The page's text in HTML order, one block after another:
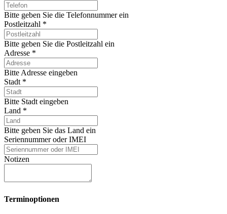
Bitte geben Sie die Telefonnummer ein
Postleitzahl *
Bitte geben Sie die Postleitzahl ein
Adresse *
Bitte Adresse eingeben
Stadt *
Bitte Stadt eingeben
Land *
Bitte geben Sie das Land ein
Seriennummer oder IMEI
Notizen
Terminoptionen